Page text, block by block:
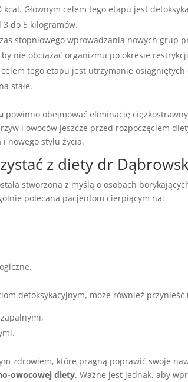
Głównym celem tego etapu jest
do 5 kilogramów.
stopniowego wprowadzania nowych grup
nie obciążać organizmu po okresie
celem tego etapu jest utrzymanie
stałe.
powinno obejmować eliminację
i owoców jeszcze przed rozpoczęciem
i nowego stylu życia.
z diety dr
stworzona z myślą o osobach
polecana pacjentom cierpiącym na:
detoksykacyjnym, może również
zdrowiem, które pragną poprawić swoje
owocowej diety. Ważne jest jednak, aby